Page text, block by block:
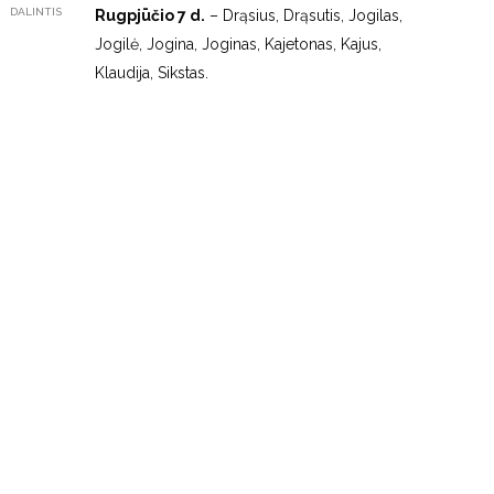
DALINTIS Rugpjūčio 7 d. – Drąsius, Drąsutis, Jogilas,
Jogilė, Jogina, Joginas, Kajetonas, Kajus,
Klaudija, Sikstas.